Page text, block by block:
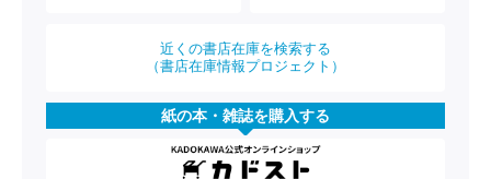
近くの書店在庫を検索する
（書店在庫情報プロジェクト）
紙の本・雑誌を購入する